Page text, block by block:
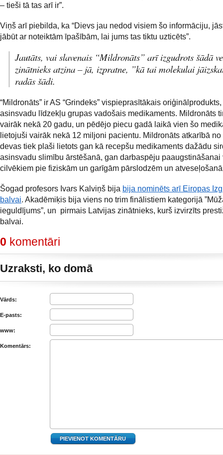
– tieši tā tas arī ir”.
Viņš arī piebilda, ka “Dievs jau nedod visiem šo informāciju,
jābūt ar noteiktām īpašībām, lai jums tas tiktu uzticēts”.
Jautāts, vai slavenais “Mildronāts” arī izgudrots šādā
zinātnieks atzina – jā, izpratne, ”kā tai molekulai
radās šādi.
“Mildronāts” ir AS “Grindeks” vispieprasītākais
asinsvadu līdzekļu grupas vadošais medikaments. Mildronāts
vairāk nekā 20 gadu, un pēdējo piecu gadā laikā vien šo
lietojuši vairāk nekā 12 miljoni pacientu. Mildronāts atkarībā
devas tiek plaši lietots gan kā recepšu medikaments dažādu
asinsvadu slimību ārstēšanā, gan darbaspēju paaugstināšanai
cilvēkiem pie fiziskām un garīgām pārslodzēm un
Šogad profesors Ivars Kalviņš bija bija nominēts arī Eiropas
balvai. Akadēmiķis bija viens no trim finālistiem kategorijā
ieguldījums”, un pirmais Latvijas zinātnieks, kurš izvirzīts
balvai.
0 komentāri
Uzraksti, ko domā
Vārds:
E-pasts:
www:
Komentārs: